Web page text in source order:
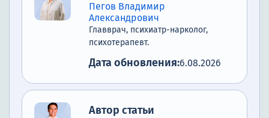
Пегов Владимир
Александрович
Главврач, психиатр-нарколог,
психотерапевт.
Дата обновления:6.08.2026
Автор статьи